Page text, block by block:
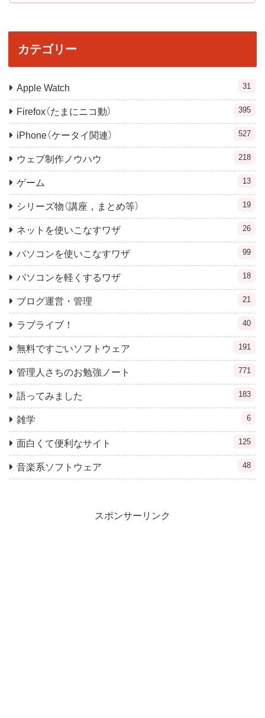
カテゴリー
Apple Watch 31
Firefox（たまにニコ動） 395
iPhone（ケータイ関連） 527
ウェブ制作ノウハウ 218
ゲーム 13
シリーズ物（講座，まとめ等） 19
ネットを使いこなすワザ 26
パソコンを使いこなすワザ 99
パソコンを軽くするワザ 18
ブログ運営・管理 21
ラブライブ！ 40
無料ですごいソフトウェア 191
管理人さちのお勉強ノート 771
語ってみました 183
雑学 6
面白くて便利なサイト 125
音楽系ソフトウェア 48
スポンサーリンク